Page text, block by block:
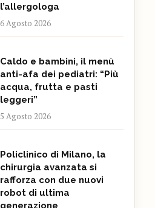
l’allergologa
6 Agosto 2026
Caldo e bambini, il menù
anti-afa dei pediatri: “Più
acqua, frutta e pasti
leggeri”
5 Agosto 2026
Policlinico di Milano, la
chirurgia avanzata si
rafforza con due nuovi
robot di ultima
generazione